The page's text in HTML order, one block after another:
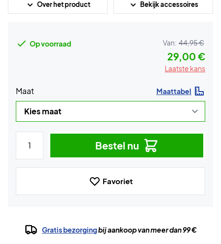
Over het product Bekijk accessoires
Op voorraad Van: 44,95 €
29,00 €
Laatste kans
Maat Maattabel
Bestel nu
Favoriet
Gratis bezorgingbij aankoop van meer dan 99 €